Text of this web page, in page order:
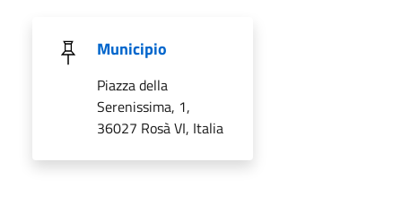
Municipio
Piazza della
Serenissima, 1,
36027 Rosà VI, Italia